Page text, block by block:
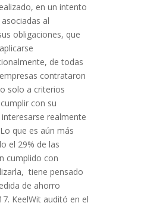
en un intento
al
obligaciones, que
de todas
contrataron
solo a criterios
con su
realmente
que es aún más
el 29% de las
cumplido con
tiene pensado
de ahorro
KeelWit auditó en el